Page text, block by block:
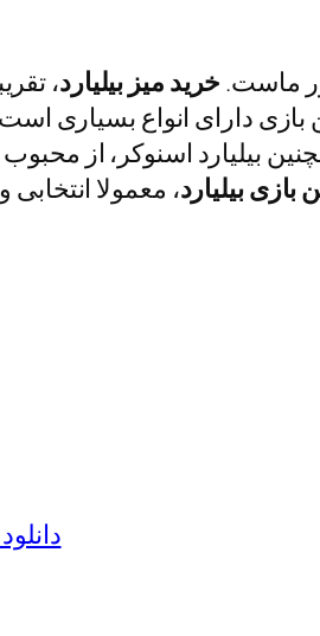
ماست. خرید میز بیلیارد
دارای انواع بسیاری است
مخصوص به خود می باشند. بازی های ۸ بال و ۹ بال و ۱۰ بال و
بازی بیلیارد، معمولا انتخابی